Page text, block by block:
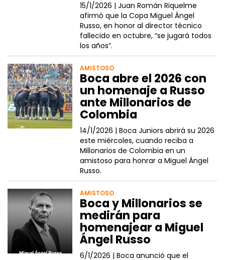
15/1/2026 |Juan Román Riquelme
afirmó que la Copa Miguel Ángel
Russo, en honor al director técnico
fallecido en octubre, “se jugará todos
los años”.
AMISTOSO
Boca abre el 2026 con
un homenaje a Russo
ante Millonarios de
Colombia
14/1/2026 |Boca Juniors abrirá su 2026
este miércoles, cuando reciba a
Millonarios de Colombia en un
amistoso para honrar a Miguel Ángel
Russo.
AMISTOSO
Boca y Millonarios se
medirán para
homenajear a Miguel
Ángel Russo
6/1/2026 |Boca anunció que el